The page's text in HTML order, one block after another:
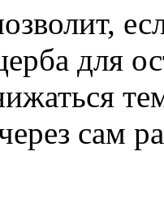
для
сам